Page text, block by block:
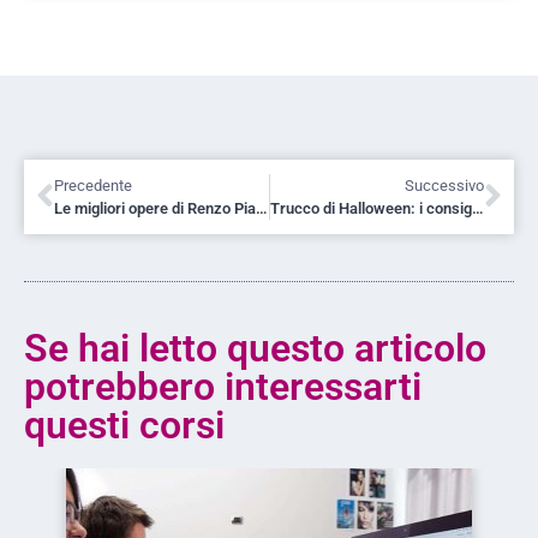
Precedente
Le migliori opere di Renzo Piano
Successivo
Trucco di Halloween: i consigli di Tamang Phan
Se hai letto questo articolo
potrebbero interessarti
questi corsi